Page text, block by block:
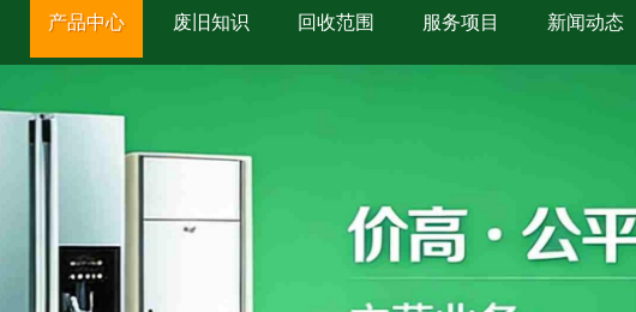
产品中心 废旧知识 回收范围 服务项目 新闻动态